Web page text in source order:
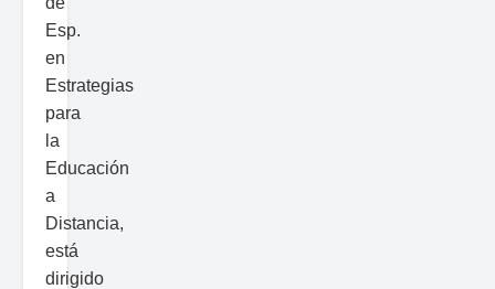
Esp.
en
Estrategias
para
la
Educación
a
Distancia,
está
dirigido